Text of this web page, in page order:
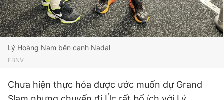
Lý Hoàng Nam bên cạnh Nadal
FBNV
Chưa hiện thực hóa được ước muốn dự Grand